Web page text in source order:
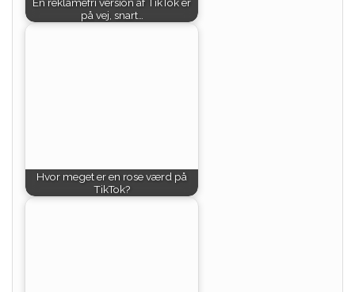
på vej, snart…
Hvor meget er en rose værd på
TikTok?